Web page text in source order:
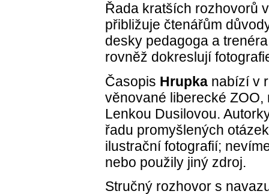
Řada kratších rozhovorů
přibližuje čtenářům
desky pedagoga a
rovněž dokreslují
Časopis Hrupka nabízí v
věnované liberecké
Lenkou Dusilovou.
řadu promyšlených
ilustrační fotografií;
nebo použily jiný zdroj.
Stručný rozhovor s